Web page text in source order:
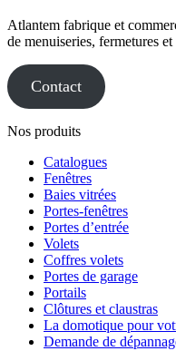
Atlantem fabrique et
de menuiseries, fermetures
Contact
Nos produits
Catalogues
Fenêtres
Baies vitrées
Portes-fenêtres
Portes d’entrée
Volets
Coffres volets
Portes de garage
Portails
Clôtures et claustras
La domotique pour
Demande de